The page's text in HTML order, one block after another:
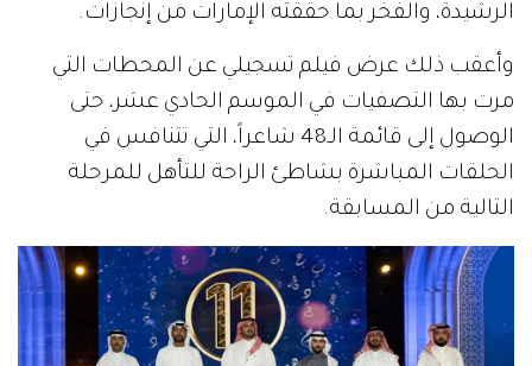
الرشيدة، والفخر بما حققته الإمارات من إنجازات.
وأعقب ذلك عرض فيلم تسجيلي عن المحطات التي
مرت بها التصفيات في الموسم الحادي عشر، حتى
الوصول إلى قائمة الـ48 شاعراً، التي تتنافس في
الحلقات المباشرة بشاطئ الراحة للتأهل للمرحلة
التالية من المسابقة.